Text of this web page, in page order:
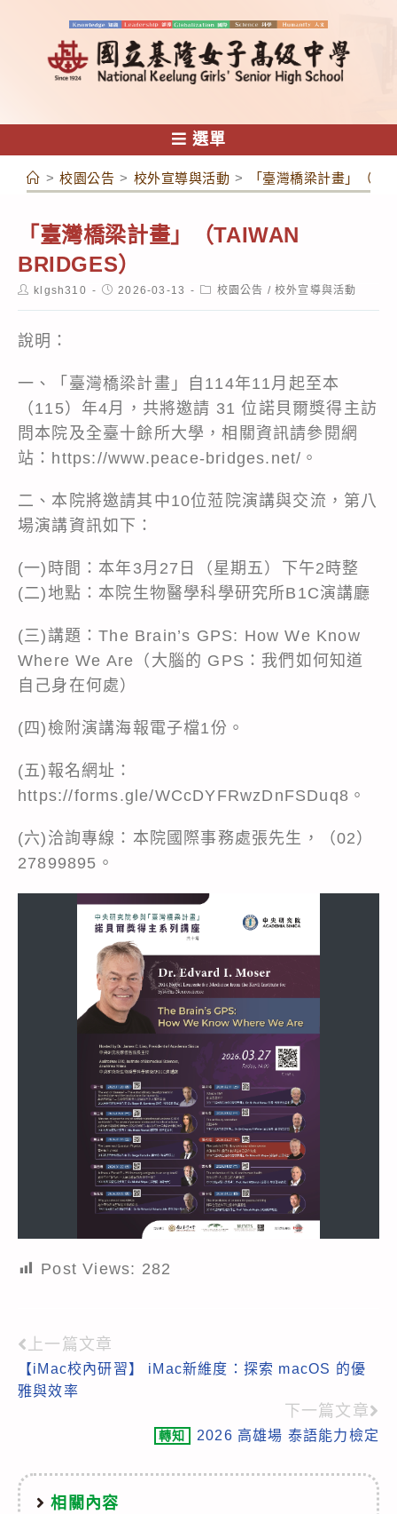
容
選單
> 校園公告 > 校外宣導與活動 > 「臺灣橋梁計畫」（
「臺灣橋梁計畫」（TAIWAN
BRIDGES）
Postklgsh310
Post2026-03-13
Post校園公告 / 校外宣導與活動
說明：
一、「臺灣橋梁計畫」自114年11月起至本
（115）年4月，共將邀請 31 位諾貝爾獎得主訪
問本院及全臺十餘所大學，相關資訊請參閱網
站：https://www.peace-bridges.net/。
二、本院將邀請其中10位蒞院演講與交流，第八
場演講資訊如下：
(一)時間：本年3月27日（星期五）下午2時整
(二)地點：本院生物醫學科學研究所B1C演講廳
(三)講題：The Brain’s GPS: How We Know
Where We Are（大腦的 GPS：我們如何知道
自己身在何處）
(四)檢附演講海報電子檔1份。
(五)報名網址：
https://forms.gle/WCcDYFRwzDnFSDuq8 。
(六)洽詢專線：本院國際事務處張先生，（02）
27899895。
Post Views: 282
Read
more
上一篇文章
【iMac校內研習】 iMac新維度：探索 macOS 的優
雅與效率
下一篇文章
轉知 2026 高雄場 泰語能力檢定
相關內容